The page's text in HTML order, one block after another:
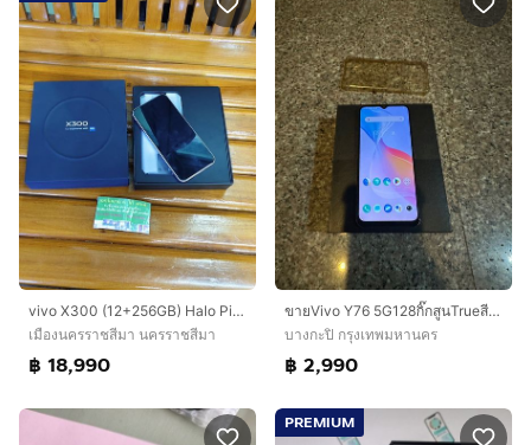
vivo X300 (12+256GB) Halo Pink (5G)
เมืองนครราชสีมา นครราชสีมา
฿ 18,990
ขายVivo Y76 5G128กิ๊กสูนTrueสีBlueสภาพสวยๆถูกมากกกกใช้งานดี
บางกะปิ กรุงเทพมหานคร
฿ 2,990
PREMIUM